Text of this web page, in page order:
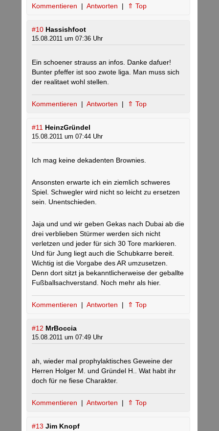
Kommentieren | Antworten | ⇑ Top
#10 Hassishfoot
15.08.2011 um 07:36 Uhr
Ein schoener strauss an infos. Danke dafuer!
Bunter pfeffer ist soo zwote liga. Man muss sich
der realitaet wohl stellen.
Kommentieren | Antworten | ⇑ Top
#11 HeinzGründel
15.08.2011 um 07:44 Uhr
Ich mag keine dekadenten Brownies.
Ansonsten erwarte ich ein ziemlich schweres
Spiel. Schwegler wird nicht so leicht zu ersetzen
sein. Unentschieden.
Jaja und und wir geben Gekas nach Dubai ab die
drei verblieben Stürmer werden sich nicht
verletzen und jeder für sich 30 Tore markieren.
Und für Jung liegt auch die Schubkarre bereit.
Wichtig ist die Vorgabe des AR umzusetzen.
Denn dort sitzt ja bekanntlicherweise der geballte
Fußballsachverstand. Noch mehr als hier.
Kommentieren | Antworten | ⇑ Top
#12 MrBoccia
15.08.2011 um 07:49 Uhr
ah, wieder mal prophylaktisches Geweine der
Herren Holger M. und Gründel H.. Wat habt ihr
doch für ne fiese Charakter.
Kommentieren | Antworten | ⇑ Top
#13 Jim Knopf